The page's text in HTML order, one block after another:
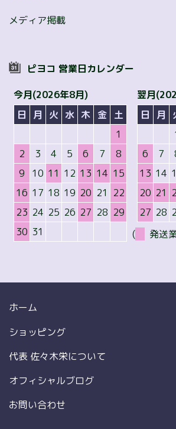
メディア掲載
ピヨコ 営業日カレンダー
今月(2026年8月)
日
月 火 水 木 金 土
1
2
3 4 5 6 7
8
9
10 11 12 13 14 15
16 17 18 19 20 21 22
23 24 25 26 27 28 29
30 31
翌月
日
月
6
7
13 14
20 21
27 28
(
発送
ホーム
ショッピング
代表 佐々木栄について
オフィシャルブログ
お問い合わせ